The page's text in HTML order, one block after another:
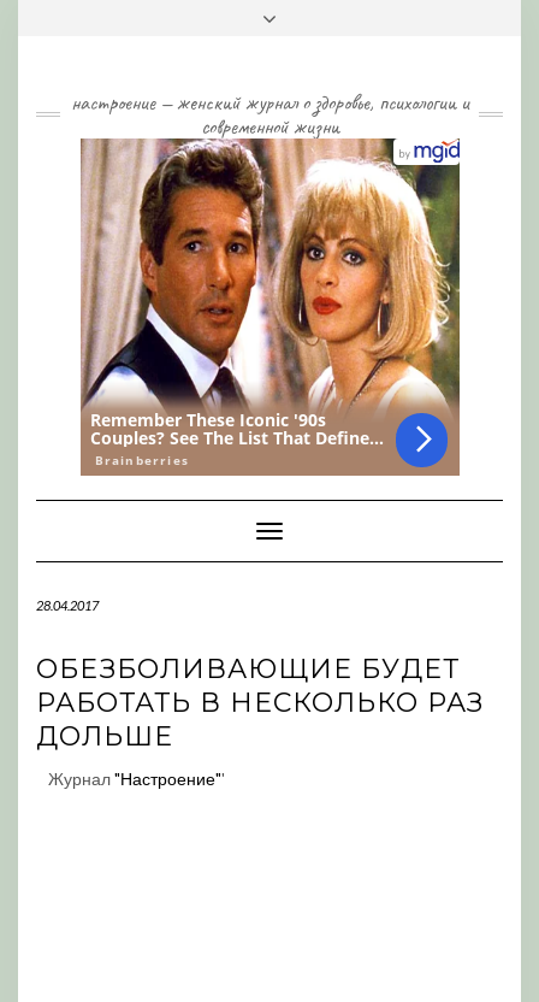
настроение — женский журнал о здоровье, психологии и
современной жизни
Toggle
Navigation
28.04.2017
ОБЕЗБОЛИВАЮЩИЕ БУДЕТ
РАБОТАТЬ В НЕСКОЛЬКО РАЗ
ДОЛЬШЕ
Журнал"Настроение"'